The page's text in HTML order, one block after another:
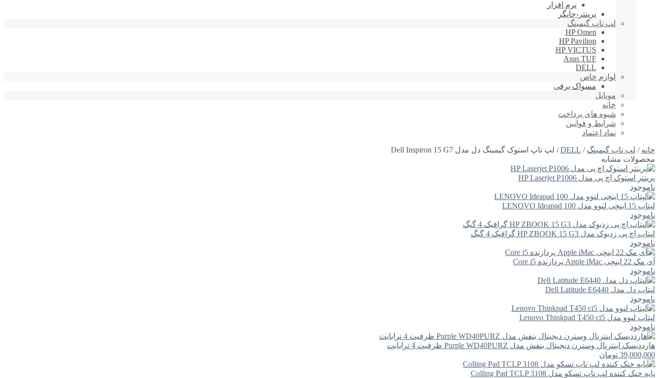
نرم افزار
پرینتر-چاپگر
لپ تاپ گیمینگ
HP Omen
HP Pavilion
HP VICTUS
Asus TUF
DELL
لوازم خاص
مسواک برقی
موبایل
خانه
شیوه های پرداخت
شرایط و قوانین
نماد اعتماد
خانه / لپ تاپ گیمینگ /
DELL/ لپ تاپ استوک گیمینگ دل مدل Dell Inspiron 15 G7
محصولات مشابه
پرینتر استوک اچ پی مدل HP Laserjet P1006
ناموجود
لپتاپ 15 اینچی لنوو مدل LENOVO Ideapad 100
ناموجود
لپتاپ اچ پی زدبوک مدل HP ZBOOK 15 G3 گرافیک 4 گیگ
ناموجود
آی مک 22 اینچی Apple iMac پردازنده Core i5
ناموجود
لپتاپ دل مدل Dell Latitude E6440
ناموجود
لپتاپ لنوو مدل Lenovo Thinkpad T450 ci5
ناموجود
هارددیسک اینترنال وسترن دیجیتال بنفش مدل Purple WD40PURZ ظرفیت 4 ترابایت
39,000,000 تومان
پایه خنک کننده لپ تاپ تسکو مدل Colling Pad TCLP 3108